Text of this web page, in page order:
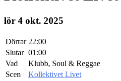
lör 4 okt. 2025
Dörrar 22:00
Slutar 01:00
Vad
Klubb, Soul & Reggae
Scen
Kollektivet Livet